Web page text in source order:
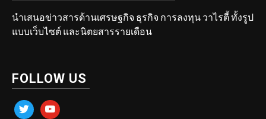
นำเสนอข่าวสารด้านเศรษฐกิจ ธุรกิจ การลงทุน วาไรตี้ ทั้งรูป
แบบเว็บไซต์ และนิตยสารรายเดือน
FOLLOW US
twitter youtube